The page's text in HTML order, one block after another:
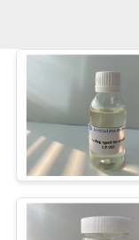
PRIVACY
POLICY